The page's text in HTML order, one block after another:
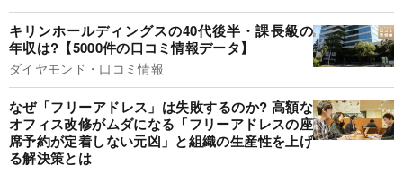
キリンホールディングスの40代後半・課長級の
年収は?【5000件の口コミ情報データ】
ダイヤモンド・口コミ情報
なぜ「フリーアドレス」は失敗するのか? 高額な
オフィス改修がムダになる「フリーアドレスの座
席予約が定着しない元凶」と組織の生産性を上げ
る解決策とは